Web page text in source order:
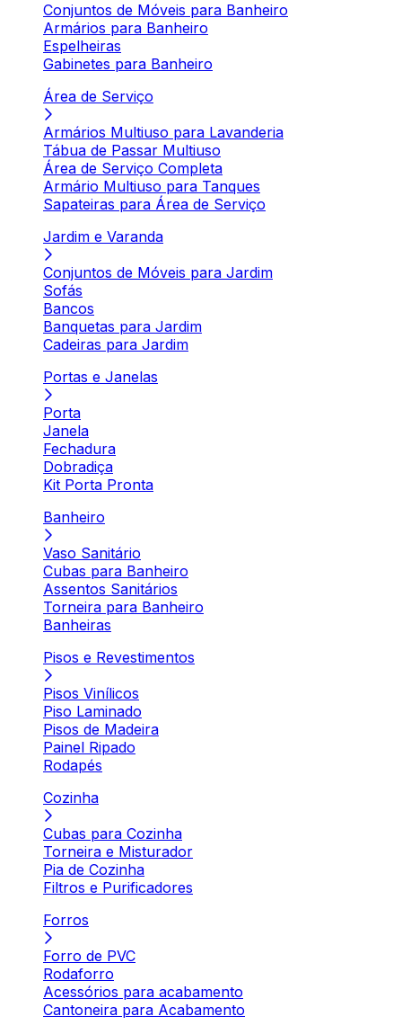
Conjuntos de Móveis para Banheiro
Armários para Banheiro
Espelheiras
Gabinetes para Banheiro
Área de Serviço
Armários Multiuso para Lavanderia
Tábua de Passar Multiuso
Área de Serviço Completa
Armário Multiuso para Tanques
Sapateiras para Área de Serviço
Jardim e Varanda
Conjuntos de Móveis para Jardim
Sofás
Bancos
Banquetas para Jardim
Cadeiras para Jardim
Portas e Janelas
Porta
Janela
Fechadura
Dobradiça
Kit Porta Pronta
Banheiro
Vaso Sanitário
Cubas para Banheiro
Assentos Sanitários
Torneira para Banheiro
Banheiras
Pisos e Revestimentos
Pisos Vinílicos
Piso Laminado
Pisos de Madeira
Painel Ripado
Rodapés
Cozinha
Cubas para Cozinha
Torneira e Misturador
Pia de Cozinha
Filtros e Purificadores
Forros
Forro de PVC
Rodaforro
Acessórios para acabamento
Cantoneira para Acabamento